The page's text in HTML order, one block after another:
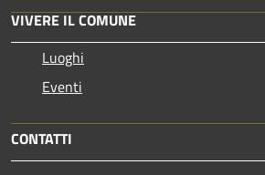
VIVERE IL COMUNE
Luoghi
Eventi
CONTATTI